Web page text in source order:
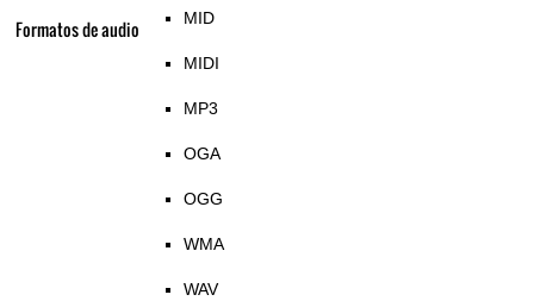
Formatos de audio MID
MIDI
MP3
OGA
OGG
WMA
WAV